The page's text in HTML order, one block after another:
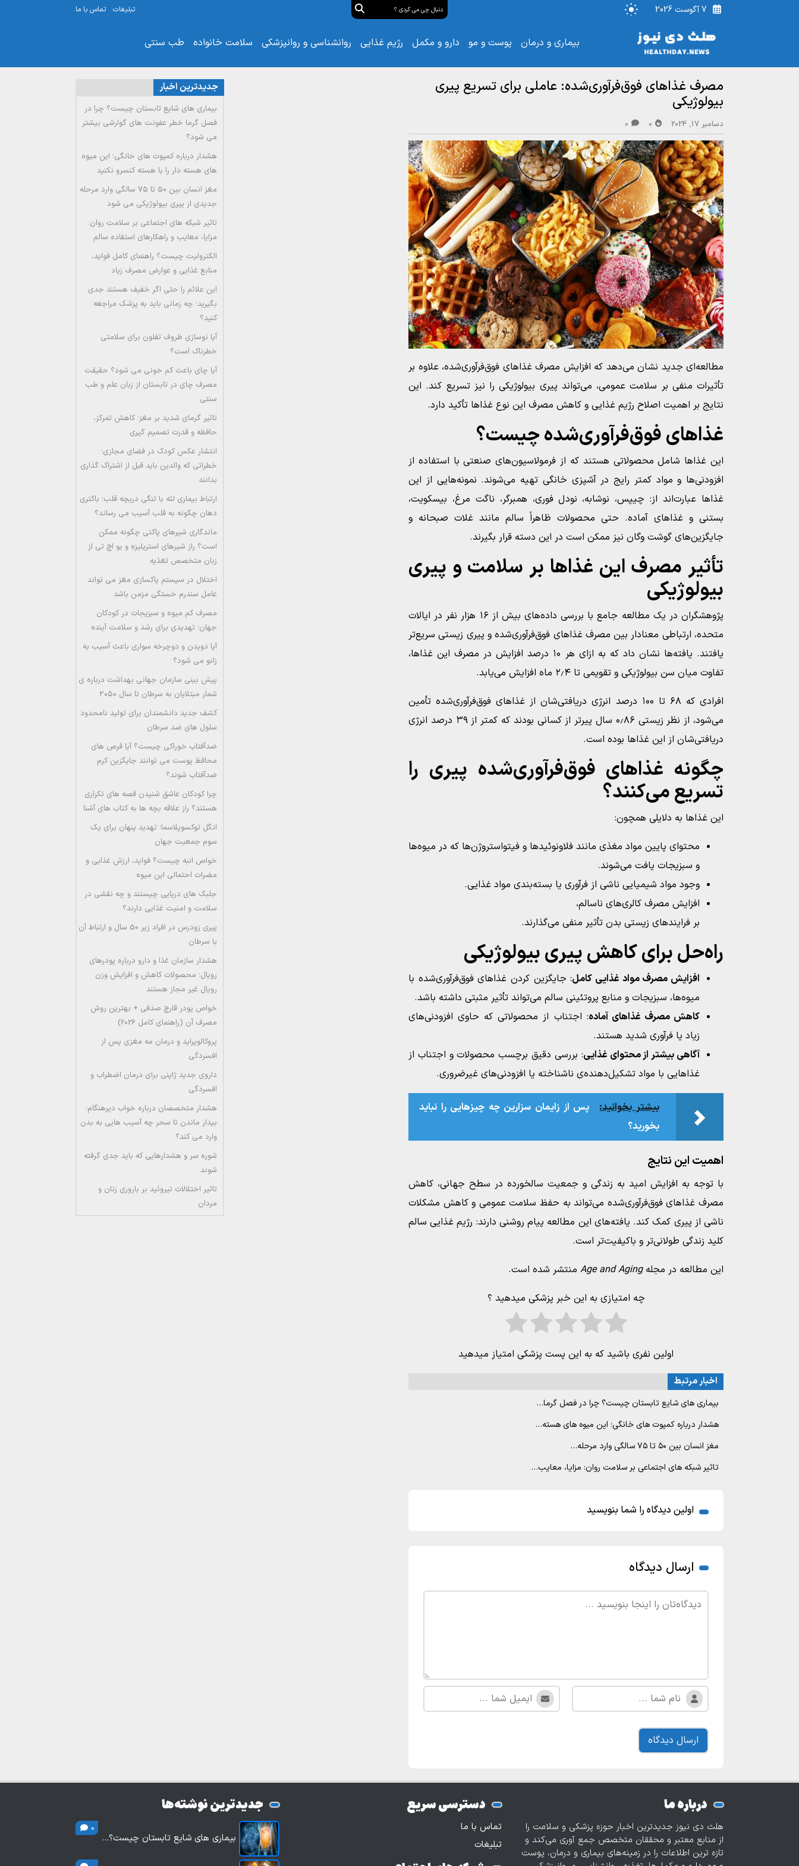
7 آگوست 2026 تبلیغات تماس با ما
بیماری و درمان پوست و مو دارو و مکمل رژیم غذایی روانشناسی و روانپزشکی سلامت خانواده طب سنتی
مصرف غذاهای فوق‌فرآوری‌شده: عاملی برای تسریع پیری
بیولوژیکی
دسامبر 17, 2024 0
0
مطالعه‌ای جدید نشان می‌دهد که افزایش مصرف غذاهای فوق‌فرآوری‌شده، علاوه بر
تأثیرات منفی بر سلامت عمومی، می‌تواند پیری بیولوژیکی را نیز تسریع کند. این
نتایج بر اهمیت اصلاح رژیم غذایی و کاهش مصرف این نوع غذاها تأکید دارد.
غذاهای فوق‌فرآوری‌شده چیست؟
این غذاها شامل محصولاتی هستند که از فرمولاسیون‌های صنعتی با استفاده از
افزودنی‌ها و مواد کمتر رایج در آشپزی خانگی تهیه می‌شوند. نمونه‌هایی از این
غذاها عبارت‌اند از: چیپس، نوشابه، نودل فوری، همبرگر، ناگت مرغ، بیسکویت،
بستنی و غذاهای آماده. حتی محصولات ظاهراً سالم مانند غلات صبحانه و
جایگزین‌های گوشت وگان نیز ممکن است در این دسته قرار بگیرند.
تأثیر مصرف این غذاها بر سلامت و پیری
بیولوژیکی
پژوهشگران در یک مطالعه جامع با بررسی داده‌های بیش از ۱۶ هزار نفر در ایالات
متحده، ارتباطی معنادار بین مصرف غذاهای فوق‌فرآوری‌شده و پیری زیستی سریع‌تر
یافتند. یافته‌ها نشان داد که به ازای هر ۱۰ درصد افزایش در مصرف این غذاها،
تفاوت میان سن بیولوژیکی و تقویمی تا ۲٫۴ ماه افزایش می‌یابد.
افرادی که ۶۸ تا ۱۰۰ درصد انرژی دریافتی‌شان از غذاهای فوق‌فرآوری‌شده تأمین
می‌شود، از نظر زیستی ۰٫۸۶ سال پیرتر از کسانی بودند که کمتر از ۳۹ درصد انرژی
دریافتی‌شان از این غذاها بوده است.
چگونه غذاهای فوق‌فرآوری‌شده پیری را
تسریع می‌کنند؟
این غذاها به دلایلی همچون:
محتوای پایین مواد مغذی مانند فلاونوئیدها و فیتواستروژن‌ها که در میوه‌ها
و سبزیجات یافت می‌شوند.
وجود مواد شیمیایی ناشی از فرآوری یا بسته‌بندی مواد غذایی.
افزایش مصرف کالری‌های ناسالم،
بر فرایندهای زیستی بدن تأثیر منفی می‌گذارند.
راه‌حل برای کاهش پیری بیولوژیکی
افزایش مصرف مواد غذایی کامل: جایگزین کردن غذاهای فوق‌فرآوری‌شده با
میوه‌ها، سبزیجات و منابع پروتئینی سالم می‌تواند تأثیر مثبتی داشته باشد.
کاهش مصرف غذاهای آماده: اجتناب از محصولاتی که حاوی افزودنی‌های
زیاد یا فرآوری شدید هستند.
آگاهی بیشتر از محتوای غذایی: بررسی دقیق برچسب محصولات و اجتناب از
غذاهایی با مواد تشکیل‌دهنده‌ی ناشناخته یا افزودنی‌های غیرضروری.
بیشتر بخوانید:
پس از زایمان سزارین چه چیز‌هایی را نباید
بخورید؟
اهمیت این نتایج
با توجه به افزایش امید به زندگی و جمعیت سالخورده در سطح جهانی، کاهش
مصرف غذاهای فوق‌فرآوری‌شده می‌تواند به حفظ سلامت عمومی و کاهش مشکلات
ناشی از پیری کمک کند. یافته‌های این مطالعه پیام روشنی دارند: رژیم غذایی سالم
کلید زندگی طولانی‌تر و باکیفیت‌تر است.
این مطالعه در مجلهAge and Aging منتشر شده است.
چه امتیازی به این خبر پزشکی میدهید ؟
اولین نفری باشید که به این پست پزشکی امتیاز میدهید
اخبار مرتبط
بیماری های شایع تابستان چیست؟ چرا در فصل گرما…
هشدار درباره کمپوت های خانگی؛ این میوه های هسته…
مغز انسان بین ۵۰ تا ۷۵ سالگی وارد مرحله…
تاثیر شبکه های اجتماعی بر سلامت روان: مزایا، معایب…
اولین دیدگاه را شما بنویسید
ارسال دیدگاه
جدیدترین اخبار
بیماری های شایع تابستان چیست؟ چرا در
فصل گرما خطر عفونت های گوارشی بیشتر
می شود؟
هشدار درباره کمپوت های خانگی؛ این میوه
های هسته دار را با هسته کنسرو نکنید
مغز انسان بین ۵۰ تا ۷۵ سالگی وارد مرحله
جدیدی از پیری بیولوژیکی می شود
تاثیر شبکه های اجتماعی بر سلامت روان:
مزایا، معایب و راهکارهای استفاده سالم
الکترولیت چیست؟ راهنمای کامل فواید،
منابع غذایی و عوارض مصرف زیاد
این علائم را حتی اگر خفیف هستند جدی
بگیرید؛ چه زمانی باید به پزشک مراجعه
کنید؟
آیا نوسازی ظروف تفلون برای سلامتی
خطرناک است؟
آیا چای باعث کم خونی می شود؟ حقیقت
مصرف چای در تابستان از زبان علم و طب
سنتی
تاثیر گرمای شدید بر مغز؛ کاهش تمرکز،
حافظه و قدرت تصمیم گیری
انتشار عکس کودک در فضای مجازی؛
خطراتی که والدین باید قبل از اشتراک گذاری
بدانند
ارتباط بیماری لثه با تنگی دریچه قلب؛ باکتری
دهان چگونه به قلب آسیب می رساند؟
ماندگاری شیرهای پاکتی چگونه ممکن
است؟ راز شیرهای استریلیزه و یو اچ تی از
زبان متخصص تغذیه
اختلال در سیستم پاکسازی مغز می تواند
عامل سندرم خستگی مزمن باشد
مصرف کم میوه و سبزیجات در کودکان
جهان؛ تهدیدی برای رشد و سلامت آینده
آیا دویدن و دوچرخه سواری باعث آسیب به
زانو می شود؟
پیش بینی سازمان جهانی بهداشت درباره ی
شمار مبتلایان به سرطان تا سال ۲۰۵۰
کشف جدید دانشمندان برای تولید نامحدود
سلول های ضد سرطان
ضدآفتاب خوراکی چیست؟ آیا قرص های
محافظ پوست می توانند جایگزین کرم
ضدآفتاب شوند؟
چرا کودکان عاشق شنیدن قصه های تکراری
هستند؟ راز علاقه بچه ها به کتاب های آشنا
انگل توکسوپلاسما؛ تهدید پنهان برای یک
سوم جمعیت جهان
خواص انبه چیست؟ فواید، ارزش غذایی و
مضرات احتمالی این میوه
جلبک های دریایی چیستند و چه نقشی در
سلامت و امنیت غذایی دارند؟
پیری زودرس در افراد زیر 50 سال و ارتباط آن
با سرطان
هشدار سازمان غذا و دارو درباره پودرهای
رویال؛ محصولات کاهش و افزایش وزن
رویال غیر مجاز هستند
خواص پودر قارچ صدفی + بهترین روش
مصرف آن (راهنمای کامل 2026)
پروکالوپراید و درمان مه مغزی پس از
افسردگی
داروی جدید ژاپنی برای درمان اضطراب و
افسردگی
هشدار متخصصان درباره خواب دیرهنگام؛
بیدار ماندن تا سحر چه آسیب هایی به بدن
وارد می کند؟
شوره سر و هشدارهایی که باید جدی گرفته
شوند
تاثیر اختلالات تیروئید بر باروری زنان و
مردان
درباره ما
هلث دی نیوز جدیدترین اخبار حوزه پزشکی و سلامت را
از منابع معتبر و محققان متخصص جمع آوری می‌کند و
تازه‌ ترین اطلاعات را در زمینه‌های بیماری و درمان، پوست
دسترسی سریع
تماس با ما
تبلیغات
جدیدترین نوشته‌ها
بیماری های شایع تابستان چیست؟…
0